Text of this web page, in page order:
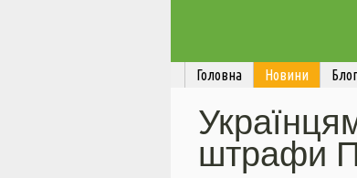
Головна Новини
штрафи